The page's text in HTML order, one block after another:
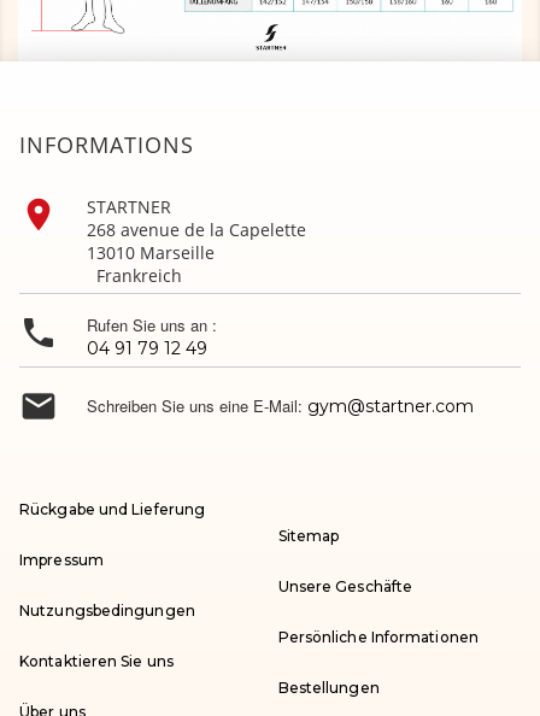
INFORMATIONS

STARTNER
268 avenue de la Capelette
13010 Marseille
Frankreich
 Rufen Sie uns an :
04 91 79 12 49
 Schreiben Sie uns eine E-Mail: gym@startner.com
Rückgabe und Lieferung
Impressum
Nutzungsbedingungen
Kontaktieren Sie uns
Über uns
Sitemap
Unsere Geschäfte
Persönliche Informationen
Bestellungen